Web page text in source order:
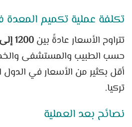
تكلفة عملية تكميم المعدة
تتراوح الأسعار عادةً بين 1200 إلى 2000 دولار أمريكي
حسب الطبيب والمستشفى
أقل بكثير من الأسعار في الدول
تركيا.
نصائح بعد العملية